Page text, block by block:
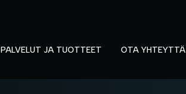
PALVELUT JA TUOTTEET OTA YHTEYTTÄ